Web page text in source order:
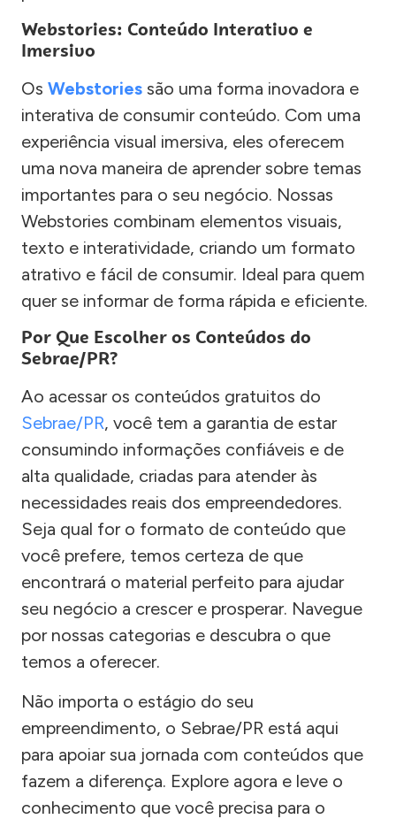
Webstories: Conteúdo Interativo e
Imersivo
Os Webstories são uma forma inovadora e
interativa de consumir conteúdo. Com uma
experiência visual imersiva, eles oferecem
uma nova maneira de aprender sobre temas
importantes para o seu negócio. Nossas
Webstories combinam elementos visuais,
texto e interatividade, criando um formato
atrativo e fácil de consumir. Ideal para quem
quer se informar de forma rápida e eficiente.
Por Que Escolher os Conteúdos do
Sebrae/PR?
Ao acessar os conteúdos gratuitos do
Sebrae/PR, você tem a garantia de estar
consumindo informações confiáveis e de
alta qualidade, criadas para atender às
necessidades reais dos empreendedores.
Seja qual for o formato de conteúdo que
você prefere, temos certeza de que
encontrará o material perfeito para ajudar
seu negócio a crescer e prosperar. Navegue
por nossas categorias e descubra o que
temos a oferecer.
Não importa o estágio do seu
empreendimento, o Sebrae/PR está aqui
para apoiar sua jornada com conteúdos que
fazem a diferença. Explore agora e leve o
conhecimento que você precisa para o